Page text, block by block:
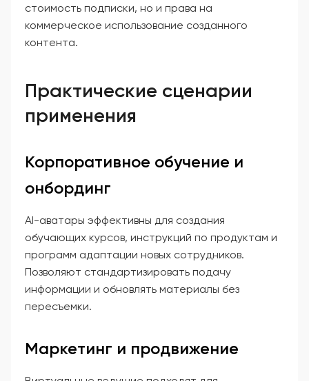
стоимость подписки, но и права на
коммерческое использование созданного
контента.
Практические сценарии
применения
Корпоративное обучение и
онбординг
AI-аватары эффективны для создания
обучающих курсов, инструкций по продуктам и
программ адаптации новых сотрудников.
Позволяют стандартизировать подачу
информации и обновлять материалы без
пересъемки.
Маркетинг и продвижение